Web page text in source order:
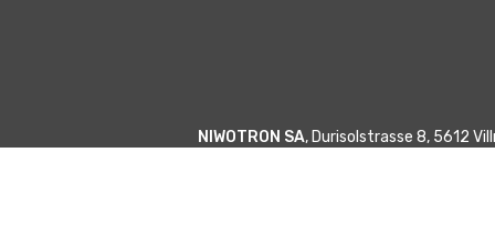
NIWOTRON SA, Durisolstrasse 8, 5612